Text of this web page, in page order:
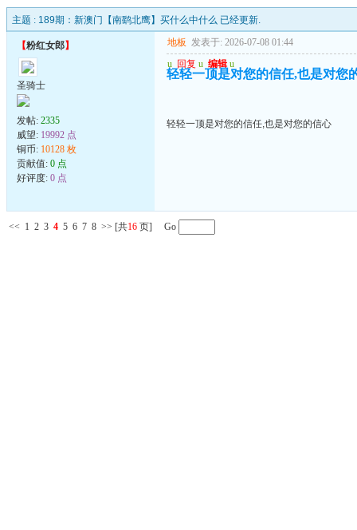
主题 : 189期：新澳门【南鹞北鹰】买什么中什么 已经更新.
【粉红女郎】
圣骑士
发帖: 2335
威望: 19992 点
铜币: 10128 枚
贡献值: 0 点
好评度: 0 点
地板 发表于: 2026-07-08 01:44
u 回复 u 编辑 u
轻轻一顶是对您的信任,也是对您
轻轻一顶是对您的信任,也是对您的信心
<< 1 2 3 4 5 6 7 8 >> [共16 页] Go